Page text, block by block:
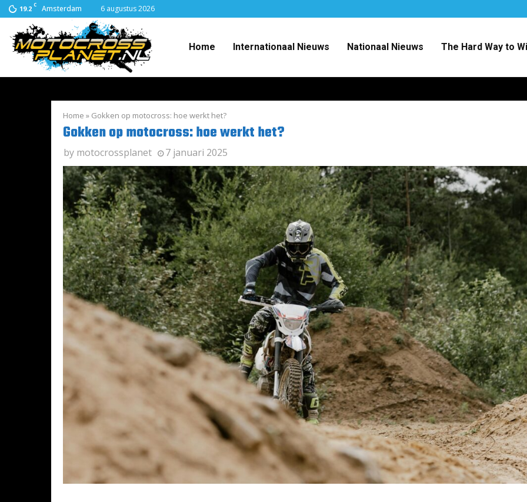
19.2 C Amsterdam 6 augustus 2026
Home Internationaal Nieuws Nationaal Nieuws The Hard Way to
Home » Gokken op motocross: hoe werkt het?
Gokken op motocross: hoe werkt het?
by motocrossplanet 7 januari 2025